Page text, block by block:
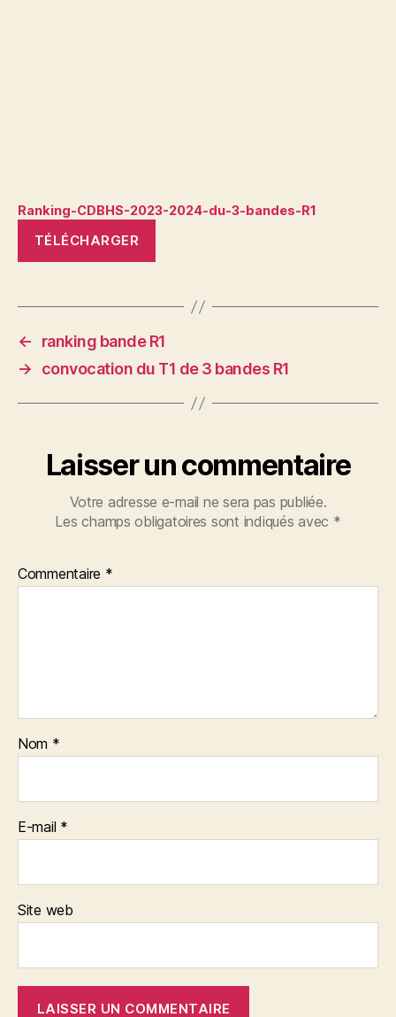
Ranking-CDBHS-2023-2024-du-3-bandes-R1
TÉLÉCHARGER
←
ranking bande R1
→
convocation du T1 de 3 bandes R1
Laisser un commentaire
Votre adresse e-mail ne sera pas publiée.
Les champs obligatoires sont indiqués avec *
Commentaire *
Nom *
E-mail *
Site web